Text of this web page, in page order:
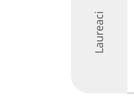
Laureaci